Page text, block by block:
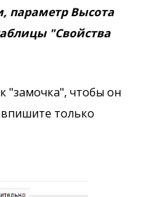
параметр Высота
"Свойства
"замочка", чтобы он
только